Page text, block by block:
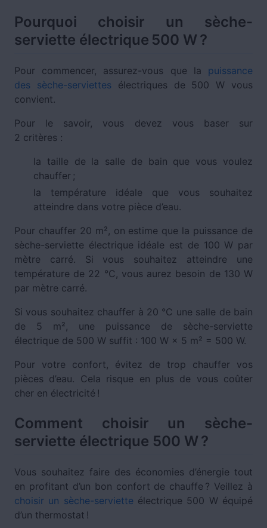
Pourquoi choisir un sèche-
serviette électrique 500 W ?
Pour commencer, assurez-vous que la puissance
des sèche-serviettesélectriques de 500 W vous
convient.
Pour le savoir, vous devez vous baser sur
2 critères :
la taille de la salle de bain que vous voulez
chauffer ;
la température idéale que vous souhaitez
atteindre dans votre pièce d’eau.
Pour chauffer 20 m², on estime que la puissance de
sèche-serviette électrique idéale est de 100 W par
mètre carré. Si vous souhaitez atteindre une
température de 22 °C, vous aurez besoin de 130 W
par mètre carré.
Si vous souhaitez chauffer à 20 °C une salle de bain
de 5 m², une puissance de sèche-serviette
électrique de 500 W suffit : 100 W × 5 m² = 500 W.
Pour votre confort, évitez de trop chauffer vos
pièces d’eau. Cela risque en plus de vous coûter
cher en électricité !
Comment choisir un sèche-
serviette électrique 500 W ?
Vous souhaitez faire des économies d’énergie tout
en profitant d’un bon confort de chauffe ? Veillez à
choisir un sèche-serviette électrique 500 W équipé
d’un thermostat !